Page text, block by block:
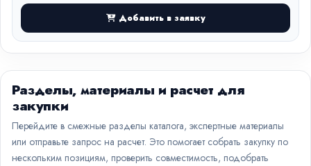
Добавить в заявку
Разделы, материалы и расчет для
закупки
Перейдите в смежные разделы каталога, экспертные материалы
или отправьте запрос на расчет. Это помогает собрать закупку по
нескольким позициям, проверить совместимость, подобрать